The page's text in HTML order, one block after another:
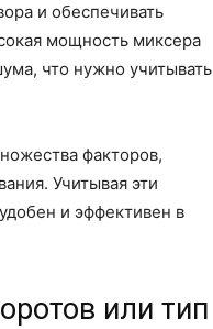
и обеспечивать
мощность миксера
что нужно учитывать
факторов,
Учитывая эти
и эффективен в
или тип